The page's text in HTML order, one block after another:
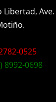
0525
8992-0698